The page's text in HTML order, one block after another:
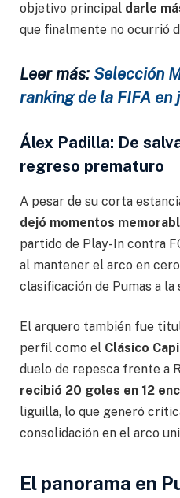
objetivo principal darle
que finalmente no ocurrió
Leer más: Selección
ranking de la FIFA en
Álex Padilla: De
regreso prematuro
A pesar de su corta
dejó momentos
partido de Play-In contra
al mantener el arco en
clasificación de Pumas a la
El arquero también fue
perfil como el Clásico
duelo de repesca frente a
recibió 20 goles en 12
liguilla, lo que generó
consolidación en el arco
El panorama en